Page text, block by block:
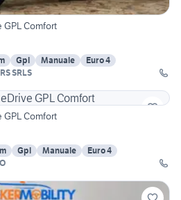
GPL Comfort
Gpl Manuale
Euro 4
SRLS
GPL Comfort
Gpl Manuale
Euro 4